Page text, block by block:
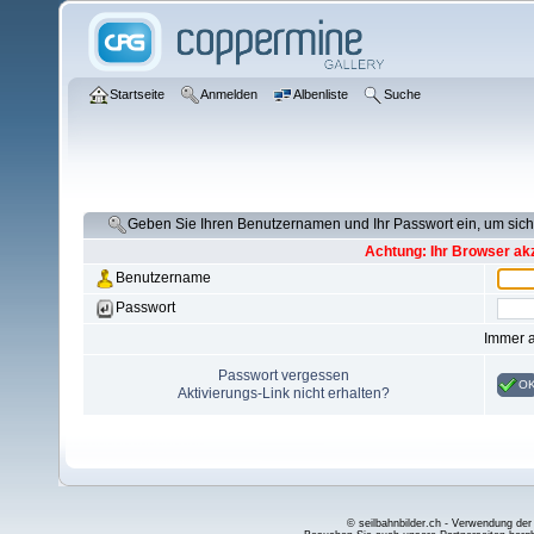
Startseite Anmelden Albenliste Suche
Geben Sie Ihren Benutzernamen und Ihr Passwort ein, um
Achtung: Ihr Browser
Benutzername
Passwort
Immer
Passwort vergessen
Aktivierungs-Link nicht erhalten?
© seilbahnbilder.ch - Verwendung